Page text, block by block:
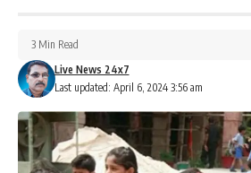
Last updated: April 6, 2024 3:56 am
Live News 24x7
3 Min Read